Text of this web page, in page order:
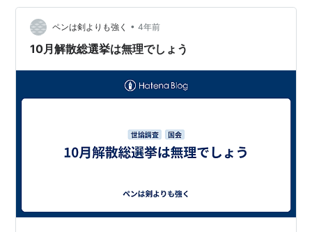
し）、教育委員会の出世街道の本流を歩いてきたキャリ
アもよく知っていたので、「それは〇〇氏が他の人とち
がって、それほど教育委員会の顔色を気にしないで動け
ペンは剣よりも強く • 4年前
10月解散総選挙は無理でしょう